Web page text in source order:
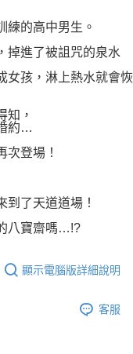
形，本公司將視審查結果
若發現惡意使用之情形，
度並採取法律行動。
練的高中男生。
掉進了被詛咒的泉水
女孩，淋上熱水就會恢
知，
約…
次登場！
了天道道場！
八寶齋嗎…!?
顯示電腦版詳細說明
客服